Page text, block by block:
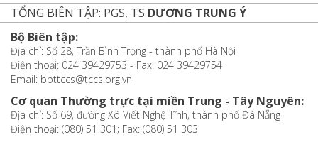
TỔNG BIÊN TẬP: PGS, TS DƯƠNG TRUNG Ý
Bộ Biên tập:
Địa chỉ: Số 28, Trần Bình Trọng - thành phố Hà Nội
Điện thoại: 024 39429753 - Fax: 024 39429754
Email: bbttccs@tccs.org.vn
Cơ quan Thường trực tại miền Trung - Tây Nguyên:
Địa chỉ: Số 69, đường Xô Viết Nghệ Tĩnh, thành phố Đà Nẵng
Điện thoại: (080) 51 301; Fax: (080) 51 303